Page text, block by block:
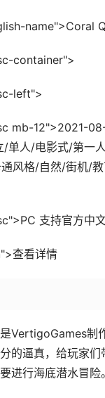
name">Coral
container">
left">
mb-12">2021-
/单人/电影式/第一
风格/自然/街机/
支持官方中
查看详情
制作
的逼真，给玩家们
进行海底潜水冒险。